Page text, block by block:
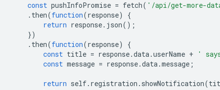
const pushInfoPromise = fetch( '/api/get-more-
. then(function(response)
{
return response. json();
})
. then(function(response)
{
const title = response.data.userName +
'
const message = response.data.message ;
return self. registration . showNotification(